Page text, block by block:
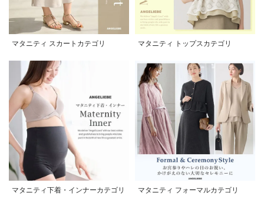
マタニティ スカートカテゴリ マタニティ トップスカテゴリ
マタニティ下着・インナーカテゴリ マタニティ フォーマルカテゴリ